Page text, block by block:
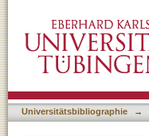
Universitätsbibliographie →